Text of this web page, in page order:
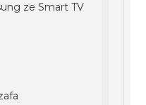
ze Smart TV